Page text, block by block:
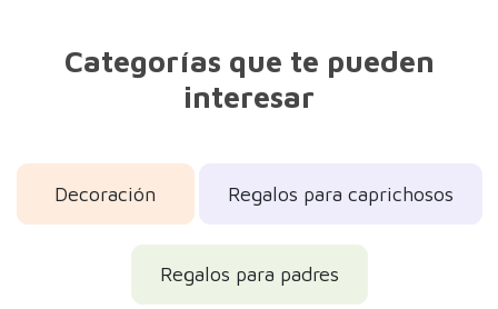
Regalos para profesores
Regalos originales Regalos curiosos
Regalos de cumpleaños